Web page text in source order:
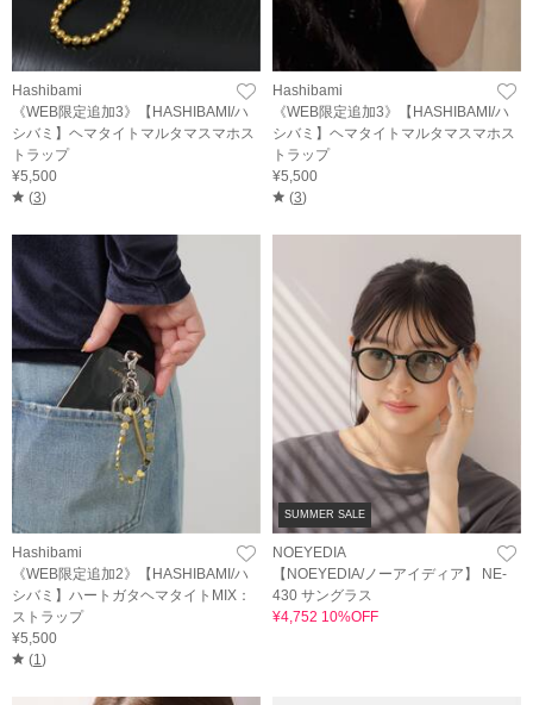
Hashibami
《WEB限定追加3》【HASHIBAMI/ハ
シバミ】ヘマタイトマルタマスマホス
トラップ
¥5,500
(3)
Hashibami
《WEB限定追加3》【HASHIBAMI/ハ
シバミ】ヘマタイトマルタマスマホス
トラップ
¥5,500
(3)
Hashibami
《WEB限定追加2》【HASHIBAMI/ハ
シバミ】ハートガタヘマタイトMIX：
ストラップ
¥5,500
(1)
SUMMER SALE
NOEYEDIA
【NOEYEDIA/ノーアイディア】 NE-
430 サングラス
¥4,752 10%OFF